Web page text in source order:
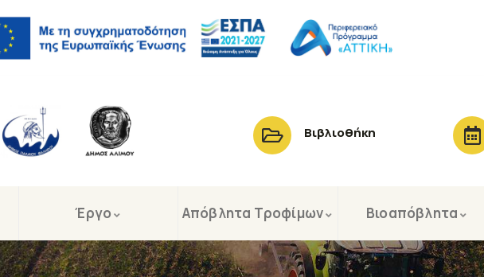
Βιβλιοθήκη
Έργο Απόβλητα Τροφίμων Βιοαπόβλητα